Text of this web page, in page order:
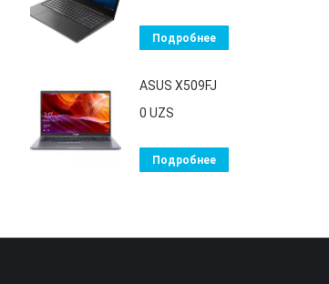
Подробнее
ASUS X509FJ
0 UZS
Подробнее